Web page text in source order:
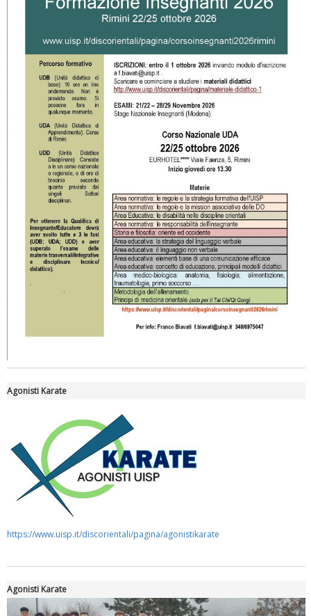
La formazione Uisp rallenta ma prosegue anche in estate
Tiziano Pesce nel Cda di Fondazione Terzjus: prima riunione a
Agonisti Karate
https://www.uisp.it/discorientali/pagina/agonistikarate
Agonisti Karate